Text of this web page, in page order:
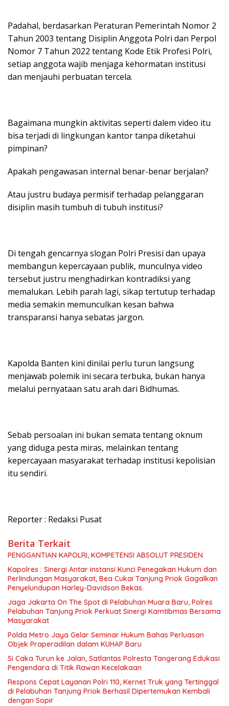
Padahal, berdasarkan Peraturan Pemerintah Nomor 2
Tahun 2003 tentang Disiplin Anggota Polri dan Perpol
Nomor 7 Tahun 2022 tentang Kode Etik Profesi Polri,
setiap anggota wajib menjaga kehormatan institusi
dan menjauhi perbuatan tercela.
Bagaimana mungkin aktivitas seperti dalem video itu
bisa terjadi di lingkungan kantor tanpa diketahui
pimpinan?
Apakah pengawasan internal benar-benar berjalan?
Atau justru budaya permisif terhadap pelanggaran
disiplin masih tumbuh di tubuh institusi?
Di tengah gencarnya slogan Polri Presisi dan upaya
membangun kepercayaan publik, munculnya video
tersebut justru menghadirkan kontradiksi yang
memalukan. Lebih parah lagi, sikap tertutup terhadap
media semakin memunculkan kesan bahwa
transparansi hanya sebatas jargon.
Kapolda Banten kini dinilai perlu turun langsung
menjawab polemik ini secara terbuka, bukan hanya
melalui pernyataan satu arah dari Bidhumas.
Sebab persoalan ini bukan semata tentang oknum
yang diduga pesta miras, melainkan tentang
kepercayaan masyarakat terhadap institusi kepolisian
itu sendiri.
Reporter : Redaksi Pusat
Berita Terkait
PENGGANTIAN KAPOLRI, KOMPETENSI ABSOLUT PRESIDEN
Kapolres : Sinergi Antar instansi Kunci Penegakan Hukum dan
Perlindungan Masyarakat, Bea Cukai Tanjung Priok Gagalkan
Penyelundupan Harley-Davidson Bekas.
Jaga Jakarta On The Spot di Pelabuhan Muara Baru, Polres
Pelabuhan Tanjung Priok Perkuat Sinergi Kamtibmas Bersama
Masyarakat
Polda Metro Jaya Gelar Seminar Hukum Bahas Perluasan
Objek Praperadilan dalam KUHAP Baru
Si Caka Turun ke Jalan, Satlantas Polresta Tangerang Edukasi
Pengendara di Titik Rawan Kecelakaan
Respons Cepat Layanan Polri 110, Kernet Truk yang Tertinggal
di Pelabuhan Tanjung Priok Berhasil Dipertemukan Kembali
dengan Sopir